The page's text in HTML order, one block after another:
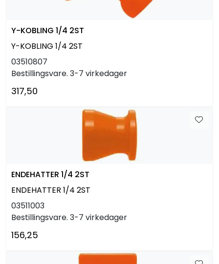
Y-KOBLING 1/4 2ST
Y-KOBLING 1/4 2ST
03510807
Bestillingsvare. 3-7 virkedager
317,50
ENDEHATTER 1/4 2ST
ENDEHATTER 1/4 2ST
03511003
Bestillingsvare. 3-7 virkedager
156,25